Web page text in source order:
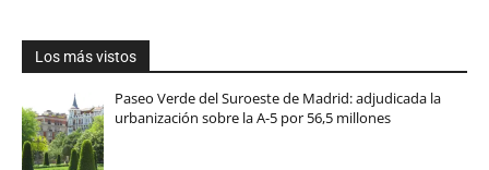
Los más vistos
Paseo Verde del Suroeste de Madrid: adjudicada la
urbanización sobre la A-5 por 56,5 millones